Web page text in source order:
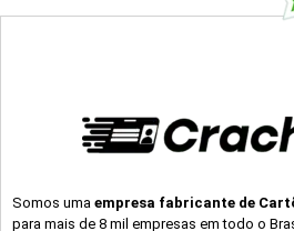
Somos uma empresa fabricante de
para mais de 8 mil empresas em todo o